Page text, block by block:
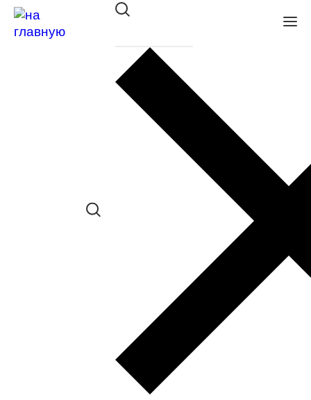
Оправа Tempo пласт. 7682 С03
в наличии (Осталась 1 шт.) *наличие
товара в конкретном салоне
необходимо уточнять отдельно
Закажите понравившуюся модель
в ближайший салон “Оптик-Экспресс”.
*Доступно для Республики
Сравнить товар